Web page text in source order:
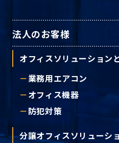
法人のお客様
オフィスソリューション
業務用エアコン
オフィス機器
防犯対策
分譲オフィスソリューシ